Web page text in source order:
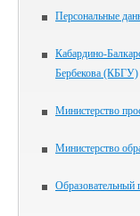
Персональные
Кабардино-
Бербекова (КБГУ)
Министерство
Министерство
Образовательный